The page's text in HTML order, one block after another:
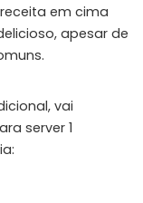
em cima
apesar de
vai
server 1